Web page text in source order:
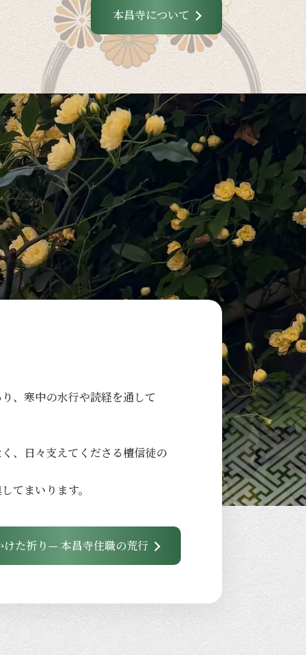
本昌寺について
、 寒中の水行や読経を通して
、 日々支えてくださる檀信徒の
てまいります。
けた祈り— 本昌寺住職の荒行